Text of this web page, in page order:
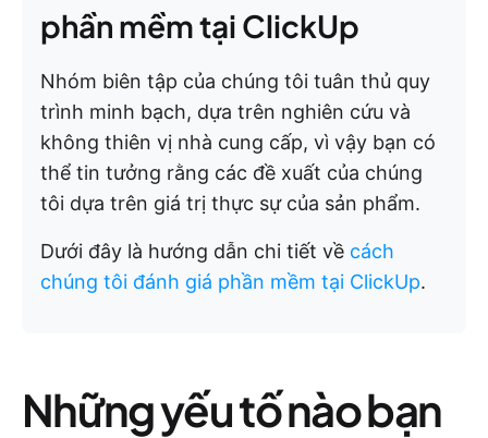
phần mềm tại ClickUp
Nhóm biên tập của chúng tôi tuân thủ quy
trình minh bạch, dựa trên nghiên cứu và
không thiên vị nhà cung cấp, vì vậy bạn có
thể tin tưởng rằng các đề xuất của chúng
tôi dựa trên giá trị thực sự của sản phẩm.
Dưới đây là hướng dẫn chi tiết về cách
chúng tôi đánh giá phần mềm tại ClickUp.
Những yếu tố nào bạn